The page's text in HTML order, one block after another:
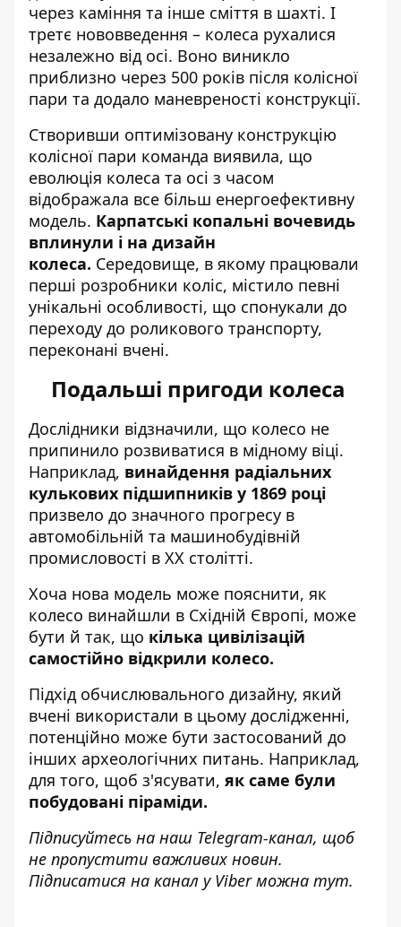
через каміння та інше сміття в шахті. І
третє нововведення – колеса рухалися
незалежно від осі. Воно виникло
приблизно через 500 років після колісної
пари та додало маневреності конструкції.
Створивши оптимізовану конструкцію
колісної пари команда виявила, що
еволюція колеса та осі з часом
відображала все більш енергоефективну
модель. Карпатські копальні вочевидь
вплинули і на дизайн
колеса. Середовище, в якому працювали
перші розробники коліс, містило певні
унікальні особливості, що спонукали до
переходу до роликового транспорту,
переконані вчені.
Подальші пригоди колеса
Дослідники відзначили, що колесо не
припинило розвиватися в мідному віці.
Наприклад, винайдення радіальних
кулькових підшипників у 1869 році
призвело до значного прогресу в
автомобільній та машинобудівній
промисловості в XX столітті.
Хоча нова модель може пояснити, як
колесо винайшли в Східній Європі, може
бути й так, що кілька цивілізацій
самостійно відкрили колесо.
Підхід обчислювального дизайну, який
вчені використали в цьому дослідженні,
потенційно може бути застосований до
інших археологічних питань. Наприклад,
для того, щоб з'ясувати, як саме були
побудовані піраміди.
Підписуйтесь на наш Telegram-канал, щоб
не пропустити важливих новин.
Підписатися на канал у Viber можна тут.